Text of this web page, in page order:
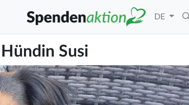
DE
Susi